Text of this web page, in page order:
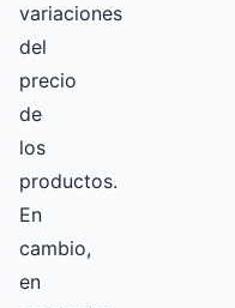
variaciones
del
precio
de
los
productos.
En
cambio,
en